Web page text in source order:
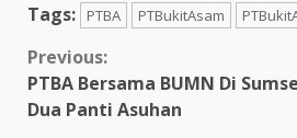
Tags:
PTBA PTBukitAsam
Continue
Reading
Previous:
PTBA Bersama BUMN Di
Dua Panti Asuhan